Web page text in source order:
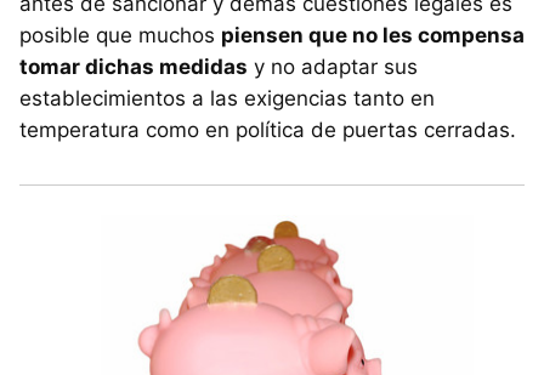
posible que muchos piensen que no les compensa
tomar dichas medidas y no adaptar sus
establecimientos a las exigencias tanto en
temperatura como en política de puertas cerradas.